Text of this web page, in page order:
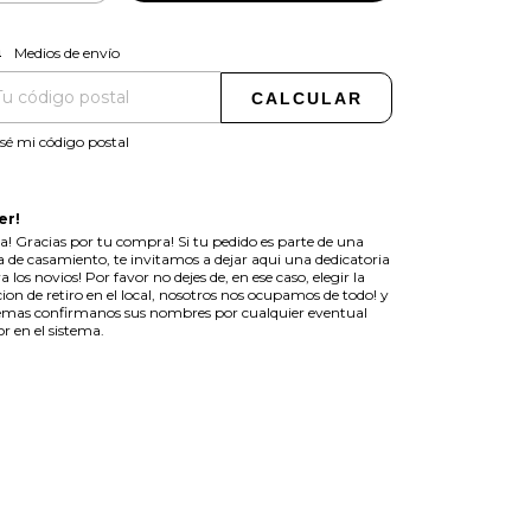
para el CP:
Medios de envío
CALCULAR
mi código postal
Gracias por tu compra! Si tu pedido es parte de una
de casamiento, te invitamos a dejar aqui una dedicatoria
los novios! Por favor no dejes de, en ese caso, elegir la
de retiro en el local, nosotros nos ocupamos de todo! y
confirmanos sus nombres por cualquier eventual
en el sistema.